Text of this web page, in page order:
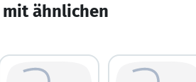
ähnlichen